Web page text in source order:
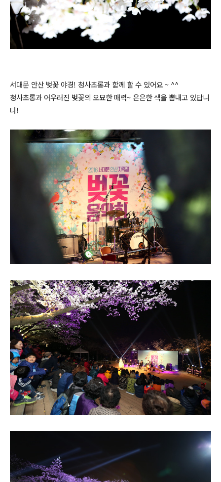
서대문 안산 벚꽃 야경! 청사초롱과 함께 할 수 있어요 ~ ^^
청사초롱과 어우러진 벚꽃의 오묘한 매력~ 은은한 색을 뽐내고 있답니
다!